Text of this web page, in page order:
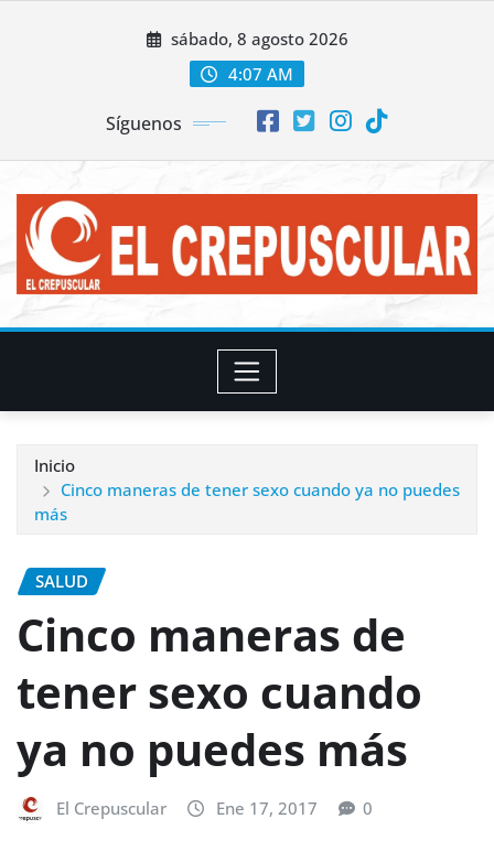
sábado, 8 agosto 2026
4:07 AM
Síguenos
Inicio
Cinco maneras de tener sexo cuando ya no puedes
más
SALUD
Cinco maneras de
tener sexo cuando
ya no puedes más
El Crepuscular Ene 17, 2017 0